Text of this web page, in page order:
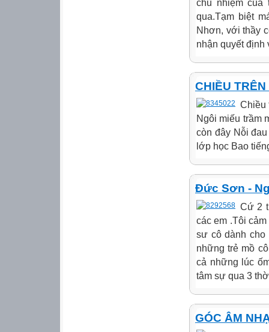
chủ nhiệm của
qua.Tạm biệt
Nhơn, với thầy
nhận quyết định
CHIỀU
Chiều
Ngôi miếu trầm
còn đây Nỗi
lớp học Bao
Đức Sơn -
Cứ 2
các em .Tôi
sư cô dành cho
những trẻ mồ
cả những lúc
tâm sự qua 3
GÓC ÂM